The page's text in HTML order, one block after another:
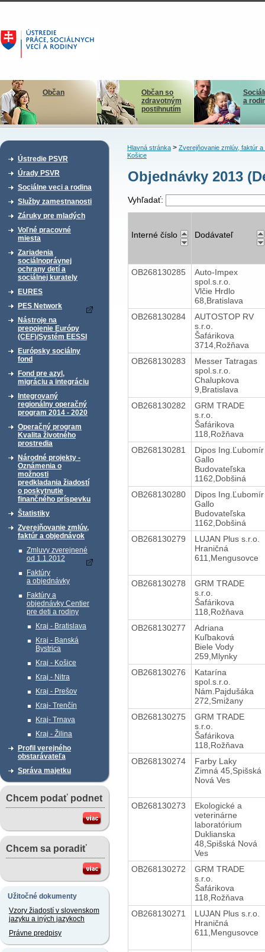
Občan
Občan so
zdravotným
postihnutím
a
Ústredie PSVR
Úrady PSVR
Sociálne veci a rodina
Služby zamestnanosti
Záruky pre mladých
Voľné pracovné
miesta
Zariadenia
sociálnoprávnej
ochrany detí a
sociálnej kurately
EURES
PES Network
Nástroje na
prepojenie Európy
(CEF)/Systém EESSI
Európsky sociálny
fond
Fond pre azyl,
migráciu a integráciu
Integrovaný
regionálny operačný
program 2014 - 2020
Operačný program
Kvalita životného
prostredia
Národné projekty -
Oznámenia o
možnosti
predkladania žiadostí
o poskytnutie
finančného príspevku
Štatistiky
Zverejňovanie zmlúv,
faktúr a objednávok
Zmluvy zverejnené
od 1.1.2012
Faktúry
a objednávky
Faktúry a
objednávky Centier
pre deti a rodiny
Kraj - Bratislava
Kraj - Banská
Bystrica
Kraj - Košice
Kraj - Nitra
Kraj - Prešov
Kraj- Trenčín
Kraj- Trnava
Kraj - Žilina
Profil verejného
obstarávateľa
Správa majetku
Chcem podať podnet
Chcem sa poradiť
Užitočné dokumenty
Vzory žiadostí v slovenskom
jazyku a iných jazykoch
Právne predpisy
Hlavná stránka> Zverejňovanie zmlúv, faktúr a
Košice
Objednávky 2013
Vyhľadať:
Interné číslo Dodávateľ
OB268130285
Auto-Impex
spol.s.r.o.
Vlčie Hrdlo
68,Bratislava
OB268130284
AUTOSTOP RV
s.r.o.
Šafárikova
3714,Rožňava
OB268130283
Messer Tatragas
spol.s.r.o.
Chalupkova
9,Bratislava
OB268130282
GRM TRADE
s.r.o.
Šafárikova
118,Rožňava
OB268130281
Dipos Ing.Ľubomír
Gallo
Budovateľska
1162,Dobšiná
OB268130280
Dipos Ing.Ľubomír
Gallo
Budovateľska
1162,Dobšiná
OB268130279
LUJAN Plus s.r.o.
Hraničná
611,Mengusovce
OB268130278
GRM TRADE
s.r.o.
Šafárikova
118,Rožňava
OB268130277
Adriana
Kuľbaková
Biele Vody
259,Mlynky
OB268130276
Katarína
spol.s.r.o.
Nám.Pajdušáka
272,Smižany
OB268130275
GRM TRADE
s.r.o.
Šafárikova
118,Rožňava
OB268130274
Farby Laky
Zimná 45,Spišská
Nová Ves
OB268130273
Ekologické a
veterinárne
laboratórium
Duklianska
48,Spišská Nová
Ves
OB268130272
GRM TRADE
s.r.o.
Šafárikova
118,Rožňava
OB268130271
LUJAN Plus s.r.o.
Hraničná
611,Mengusovce